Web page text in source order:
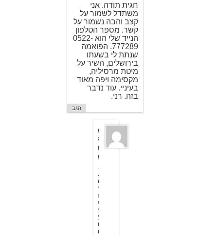
חגית תודה. אני
משתדל לשמור על
קצב והבה נשמור על
קשר. מספר הטלפון
הנייד שלי הוא 0522-
777289. הפואמה
שנתת לי בשעתו
בירושלים, השיר על
מיטת מרסיליה,
מקסימה ויפה מאוד
בעיניי. עוד נדבר
בזה. רני.
הגב
ה
ל
נ
ה
ב
י
ו
ל
י
2
0
0